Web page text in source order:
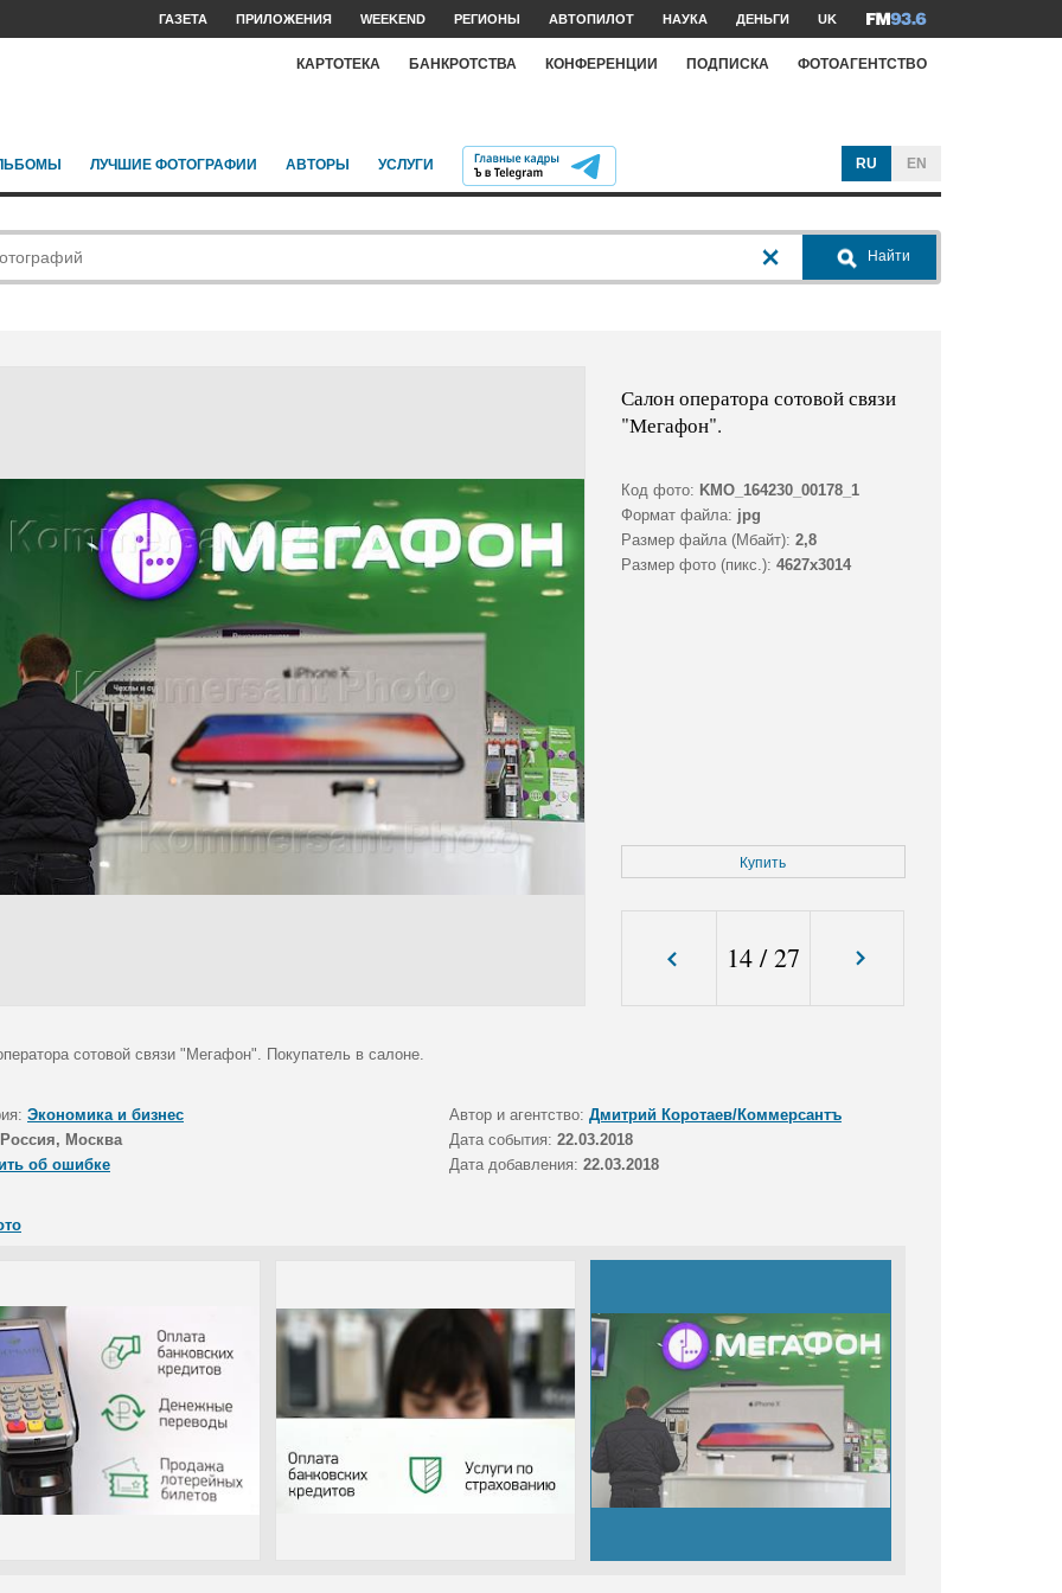
ГАЗЕТА ПРИЛОЖЕНИЯ WEEKEND РЕГИОНЫ АВТОПИЛОТ НАУКА ДЕНЬГИ UK
КАРТОТЕКА БАНКРОТСТВА КОНФЕРЕНЦИИ ПОДПИСКА ФОТОАГЕНТСТВО
ЛУЧШИЕ ФОТОГРАФИИ АВТОРЫ УСЛУГИ RU EN
Найти
Салон оператора сотовой связи
"Мегафон".
Код фото: KMO_164230_00178_1
Формат файла: jpg
Размер файла (Мбайт): 2,8
Размер фото (пикс.): 4627x3014
Купить
14/27
сотовой связи "Мегафон". Покупатель в салоне.
Экономика и бизнес Автор и агентство: Дмитрий Коротаев/Коммерсантъ
Россия, Москва Дата события: 22.03.2018
об ошибке
Дата добавления: 22.03.2018